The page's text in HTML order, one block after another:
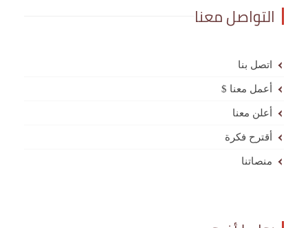
التواصل معنا
اتصل بنا
أعمل معنا $
أعلن معنا
أقترح فكرة
منصاتنا